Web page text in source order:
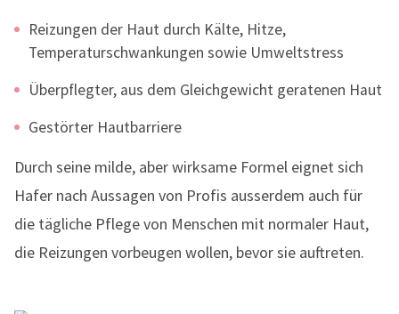
Reizungen der Haut durch Kälte, Hitze,
Temperaturschwankungen sowie Umweltstress
Überpflegter, aus dem Gleichgewicht geratenen Haut
Gestörter Hautbarriere
Durch seine milde, aber wirksame Formel eignet sich
Hafer nach Aussagen von Profis ausserdem auch für
die tägliche Pflege von Menschen mit normaler Haut,
die Reizungen vorbeugen wollen, bevor sie auftreten.